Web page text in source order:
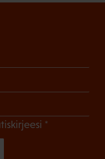
(Pakollinen)